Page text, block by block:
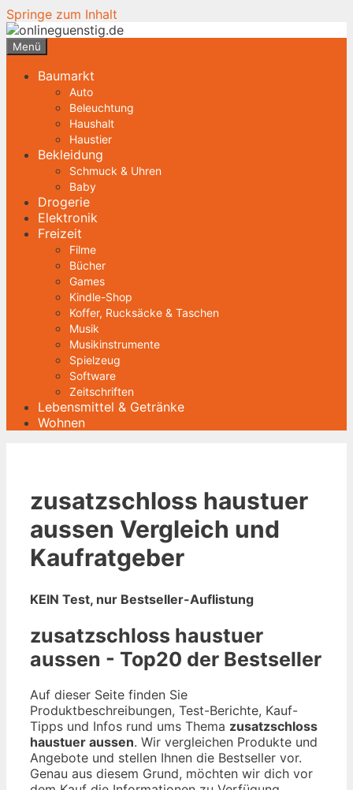
Springe zum Inhalt
Menü
Baumarkt
Auto
Beleuchtung
Haushalt
Haustier
Bekleidung
Schmuck & Uhren
Baby
Drogerie
Elektronik
Freizeit
Filme
Bücher
Games
Kindle-Shop
Koffer, Rucksäcke & Taschen
Musik
Musikinstrumente
Spielzeug
Software
Zeitschriften
Lebensmittel & Getränke
Wohnen
zusatzschloss haustuer
aussen Vergleich und
Kaufratgeber
KEIN Test, nur Bestseller-Auflistung
zusatzschloss haustuer
aussen - Top20 der Bestseller
Auf dieser Seite finden Sie
Produktbeschreibungen, Test-Berichte, Kauf-
Tipps und Infos rund ums Thema zusatzschloss
haustuer aussen. Wir vergleichen Produkte und
Angebote und stellen Ihnen die Bestseller vor.
Genau aus diesem Grund, möchten wir dich vor